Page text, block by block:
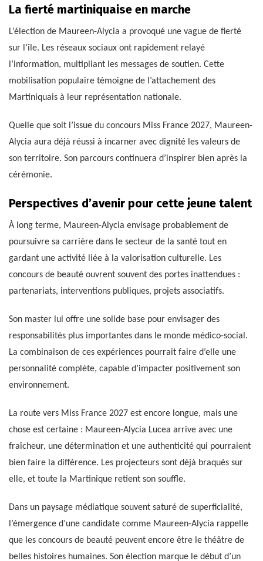
La fierté martiniquaise en marche
L’élection de Maureen-Alycia a provoqué une vague de fierté
sur l’île. Les réseaux sociaux ont rapidement relayé
l’information, multipliant les messages de soutien. Cette
mobilisation populaire témoigne de l’attachement des
Martiniquais à leur représentation nationale.
Quelle que soit l’issue du concours Miss France 2027, Maureen-
Alycia aura déjà réussi à incarner avec dignité les valeurs de
son territoire. Son parcours continuera d’inspirer bien après la
cérémonie.
Perspectives d’avenir pour cette jeune talent
À long terme, Maureen-Alycia envisage probablement de
poursuivre sa carrière dans le secteur de la santé tout en
gardant une activité liée à la valorisation culturelle. Les
concours de beauté ouvrent souvent des portes inattendues :
partenariats, interventions publiques, projets associatifs.
Son master lui offre une solide base pour envisager des
responsabilités plus importantes dans le monde médico-social.
La combinaison de ces expériences pourrait faire d’elle une
personnalité complète, capable d’impacter positivement son
environnement.
La route vers Miss France 2027 est encore longue, mais une
chose est certaine : Maureen-Alycia Lucea arrive avec une
fraîcheur, une détermination et une authenticité qui pourraient
bien faire la différence. Les projecteurs sont déjà braqués sur
elle, et toute la Martinique retient son souffle.
Dans un paysage médiatique souvent saturé de superficialité,
l’émergence d’une candidate comme Maureen-Alycia rappelle
que les concours de beauté peuvent encore être le théâtre de
belles histoires humaines. Son élection marque le début d’un